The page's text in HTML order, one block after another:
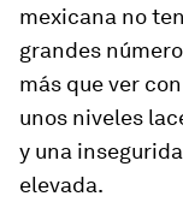
mexicana no
grandes
más que ver
unos niveles
y una
elevada.